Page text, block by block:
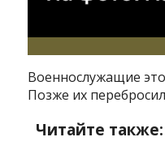
Военнослужащие
Позже их
Читайте также: